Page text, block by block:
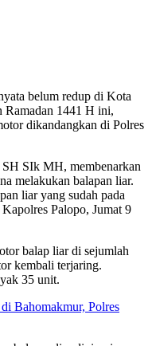
belum redup di Kota
Ramadan 1441 H ini,
dikandangkan di Polres
SIk MH, membenarkan
melakukan balapan liar.
liar yang sudah pada
Palopo, Jumat 9
balap liar di sejumlah
kembali terjaring.
35 unit.
Bahomakmur, Polres